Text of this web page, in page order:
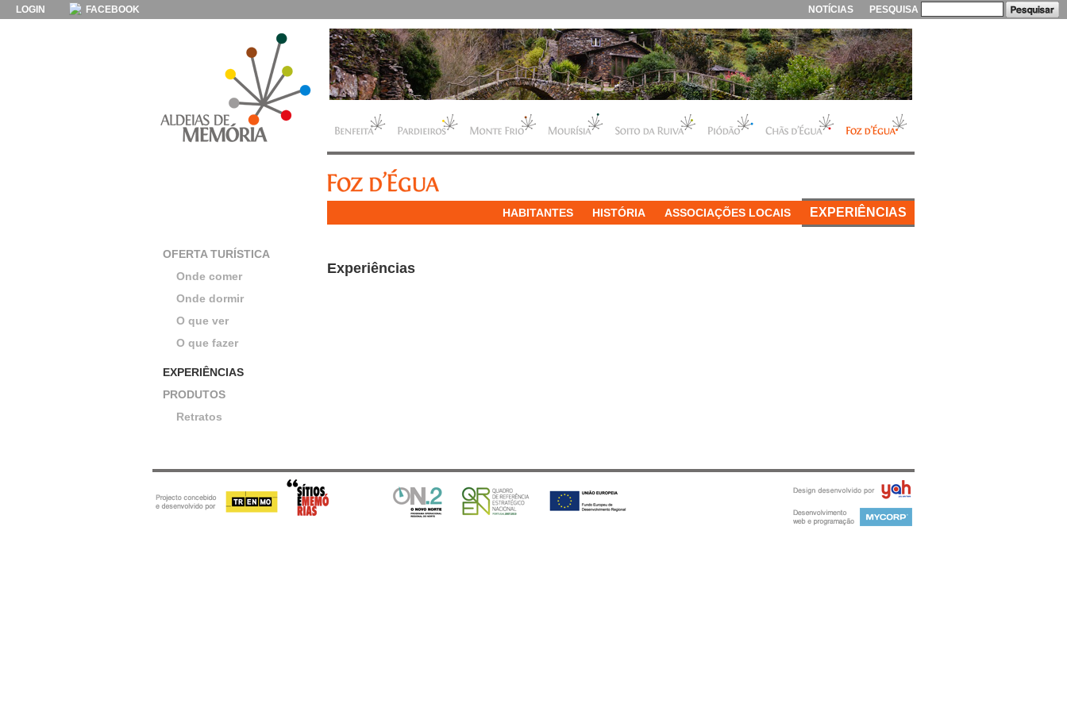
LOGIN FACEBOOK PESQUISA
NOTÍCIAS
EXPERIÊNCIAS
ASSOCIAÇÕES LOCAIS
HISTÓRIA
HABITANTES
OFERTA TURÍSTICA
Onde comer
Onde dormir
O que ver
O que fazer
EXPERIÊNCIAS
PRODUTOS
Retratos
Experiências